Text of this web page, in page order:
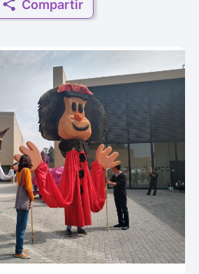
Compartir